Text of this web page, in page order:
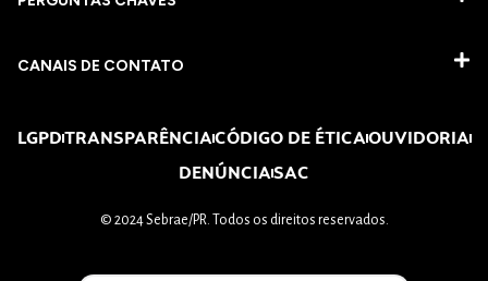
CANAIS DE CONTATO
LGPDTRANSPARÊNCIACÓDIGO DE ÉTICAOUVIDORIA
DENÚNCIASAC
© 2024 Sebrae/PR. Todos os direitos reservados.